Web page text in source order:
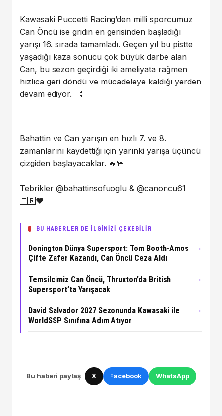
Kawasaki Puccetti Racing’den milli sporcumuz
Can Öncü ise gridin en gerisinden başladığı
yarışı 16. sırada tamamladı. Geçen yıl bu pistte
yaşadığı kaza sonucu çok büyük darbe alan
Can, bu sezon geçirdiği iki ameliyata rağmen
hızlıca geri döndü ve mücadeleye kaldığı yerden
devam ediyor. 👏🏼
Bahattin ve Can yarışın en hızlı 7. ve 8.
zamanlarını kaydettiği için yarınki yarışa üçüncü
çizgiden başlayacaklar. 🔥🚥
Tebrikler @bahattinsofuoglu & @canoncu61
🇹🇷❤️
BU HABERLER DE İLGİNİZİ ÇEKEBİLİR
Donington Dünya Supersport: Tom Booth-Amos
Çifte Zafer Kazandı, Can Öncü Ceza Aldı
→
Temsilcimiz Can Öncü, Thruxton’da British
Supersport’ta Yarışacak
→
David Salvador 2027 Sezonunda Kawasaki ile
WorldSSP Sınıfına Adım Atıyor
→
Bu haberi paylaş X Facebook WhatsApp